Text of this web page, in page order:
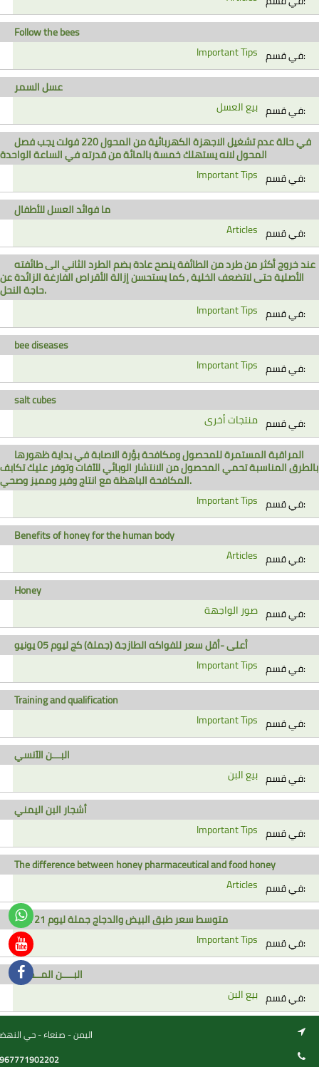
Follow the bees
في قسم:
Important Tips
عسل السمر
في قسم:
بيع العسل
في حالة عدم تشغيل الاجهزة الكهربائية من المحول 220 فولت يجب فصل
المحول لانه يستهلك خمسة بالمائة من قدرته في الساعة الواحدة
في قسم:
Important Tips
ما فوائد العسل للأطفال
في قسم:
Articles
عند خروج أكثر من طرد من الطائفة ينصح عادة بضم الطرد الثاني الى طائفته
الأصلية حتى لاتضعف الخلية , كما يستحسن إزالة الأقراص الفارغة الزائدة عن
حاجة النحل.
في قسم:
Important Tips
bee diseases
في قسم:
Important Tips
salt cubes
في قسم:
منتجات أخرى
المراقبة المستمرة للمحصول ومكافحة بؤرة الاصابة في بداية ظهورها
بالطرق المناسبة تحمي المحصول من الانتشار الوبائي للآفات وتوفر عليك تكابف
المكافحة الباهظة مع انتاج وفير ومميز وصحي.
في قسم:
Important Tips
Benefits of honey for the human body
في قسم:
Articles
Honey
في قسم:
صور الواجهة
أعلى -أقل سعر للفواكه الطازجة (جملة) كج ليوم 05 يونيو
في قسم:
Important Tips
Training and qualification
في قسم:
Important Tips
البـــن الآنسي
في قسم:
بيع البن
أشجار البن اليمني
في قسم:
Important Tips
The difference between honey pharmaceutical and food honey
في قسم:
Articles
متوسط سعر طبق البيض والدجاج جملة ليوم 21 مايو
في قسم:
Important Tips
البــــن المــطري
في قسم:
بيع البن
اليمن - صنعاء - حي